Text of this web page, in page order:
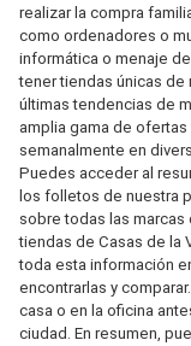
realizar la compra
como ordenadores o
informática o menaje
tener tiendas únicas de
últimas tendencias de
amplia gama de
semanalmente en
Puedes acceder al
los folletos de nuestra
sobre todas las
tiendas de Casas de la
toda esta información
encontrarlas y
casa o en la oficina
ciudad. En resumen,